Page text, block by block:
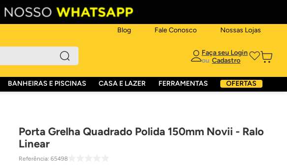
Blog Fale Conosco Nossas Lojas
ou
BANHEIRAS E PISCINAS CASA E LAZER FERRAMENTAS OFERTAS
Porta Grelha Quadrado Polida 150mm Novii - Ralo
Linear
Referência: 65498